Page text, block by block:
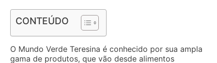
CONTEÚDO
O Mundo Verde Teresina é conhecido por sua ampla
gama de produtos, que vão desde alimentos